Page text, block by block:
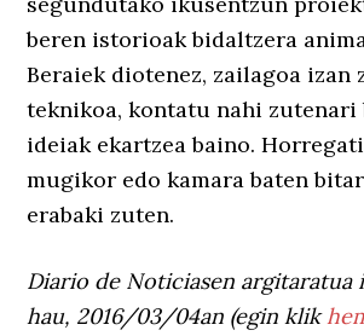
beren istorioak bidaltzera
Beraiek diotenez, zailagoa izan
teknikoa, kontatu nahi zutenari
ideiak ekartzea baino.
mugikor edo kamara baten
erabaki zuten.
Diario de Noticiasen argitaratua
hau, 2016/03/04an (egin klik